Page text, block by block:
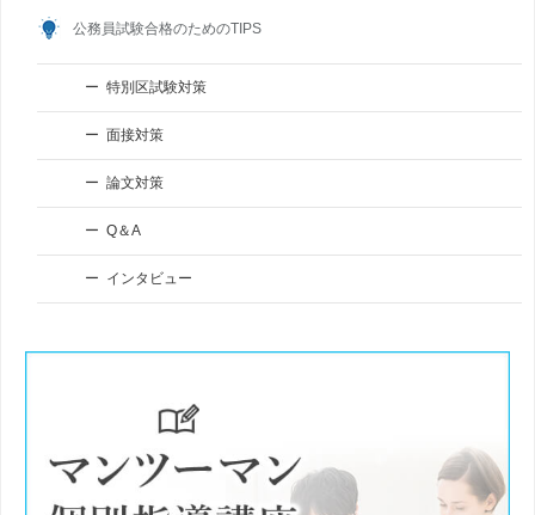
公務員試験合格のためのTIPS
特別区試験対策
面接対策
論文対策
Q＆A
インタビュー